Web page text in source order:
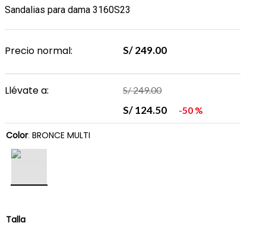
Sandalias para dama 3160S23
Precio normal: S/ 249.00
Llévate a: S/249.00
S/ 124.50 50 %
Color: BRONCE MULTI
Talla